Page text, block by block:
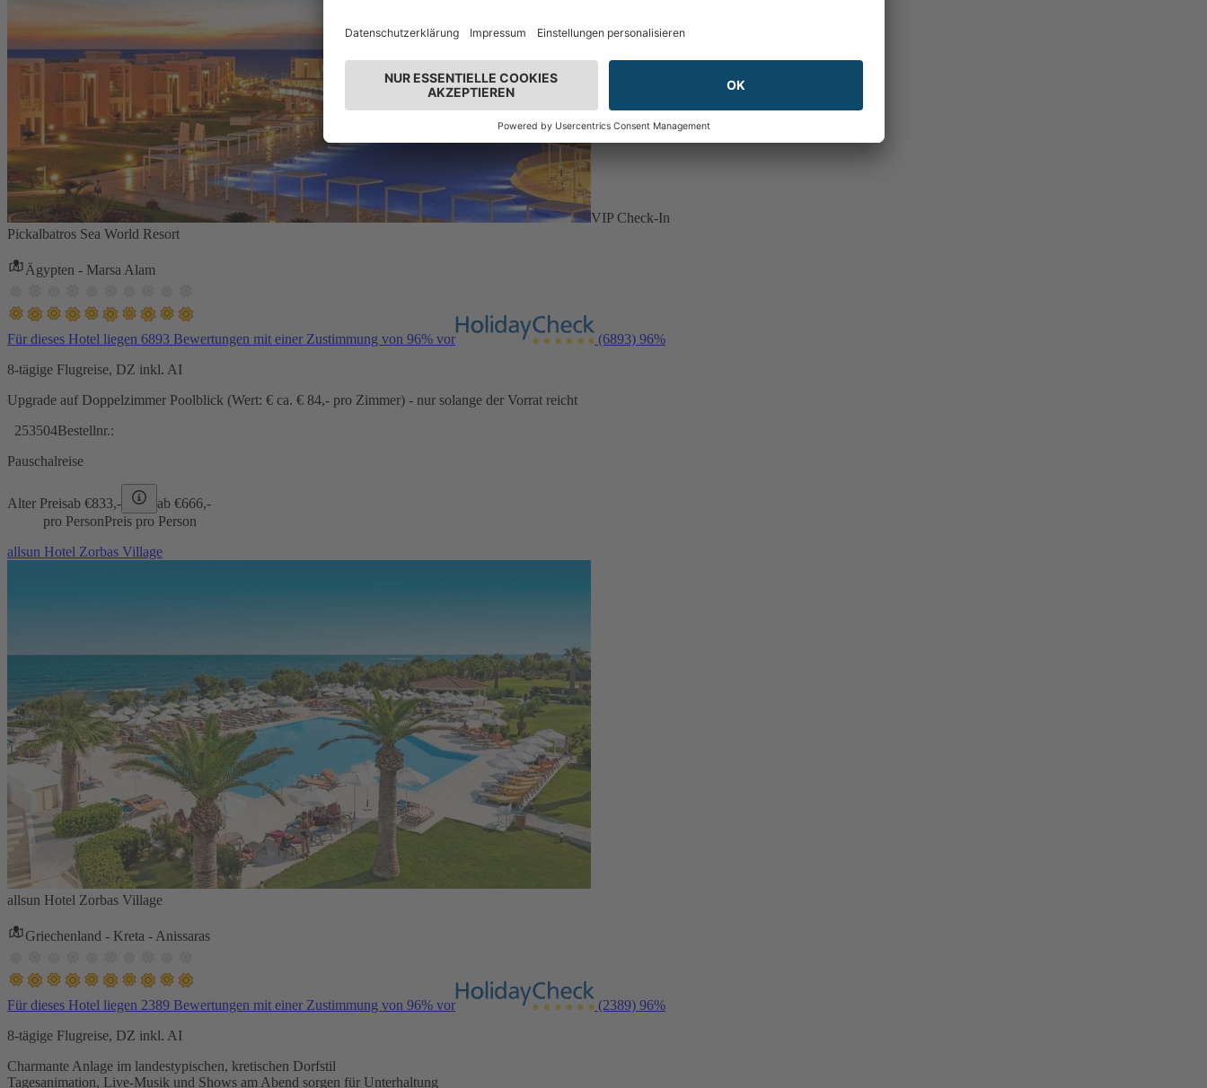
VIP Check-In
Pickalbatros Sea World Resort
Ägypten - Marsa Alam
Für dieses Hotel liegen 6893 Bewertungen mit einer Zustimmung von 96% vor (6893) 96%
8-tägige Flugreise, DZ inkl. AI
Upgrade auf Doppelzimmer Poolblick (Wert: € ca. € 84,- pro Zimmer) - nur solange der Vorrat reicht
253504Bestellnr.:
Pauschalreise
Alter Preisab €833,- ab €666,-
pro PersonPreis pro Person
allsun Hotel Zorbas Village
allsun Hotel Zorbas Village
Griechenland - Kreta - Anissaras
Für dieses Hotel liegen 2389 Bewertungen mit einer Zustimmung von 96% vor (2389) 96%
8-tägige Flugreise, DZ inkl. AI
Charmante Anlage im landestypischen, kretischen Dorfstil
Tagesanimation, Live-Musik und Shows am Abend sorgen für Unterhaltung